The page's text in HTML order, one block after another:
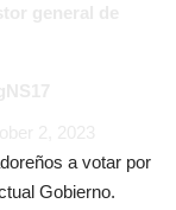
a votar por
Gobierno.